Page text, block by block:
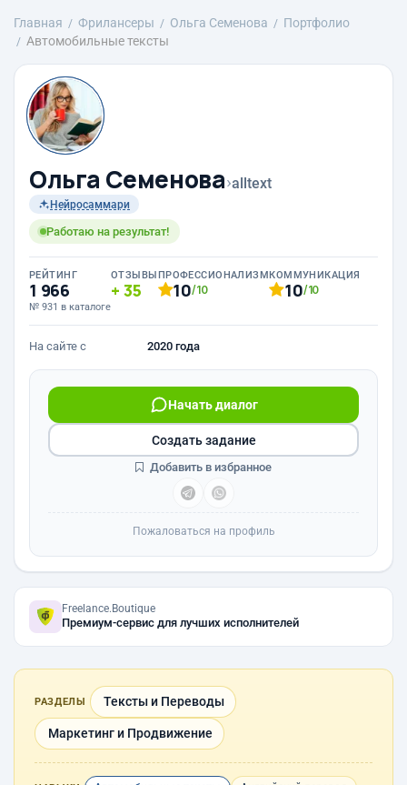
Главная Фрилансеры Ольга Семенова
Портфолио
Автомобильные тексты
Ольга Семенова›alltext
Нейросаммари
Работаю на результат!
РЕЙТИНГ
1 966
№ 931 в каталоге
ОТЗЫВЫ
35
ПРОФЕССИОНАЛИЗМ
10/10
КОММУНИКАЦИЯ
10/10
На сайте с 2020 года
Начать диалог
Создать задание
Добавить в избранное
Пожаловаться на профиль
Freelance.Boutique
Премиум-сервис для лучших исполнителей
РАЗДЕЛЫ Тексты и Переводы
Маркетинг и Продвижение